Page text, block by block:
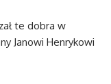
te dobra w
Janowi Henrykowi